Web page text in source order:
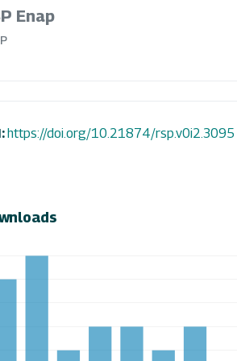
Enap
https://doi.org/10.21874/rsp.v0i2.3095